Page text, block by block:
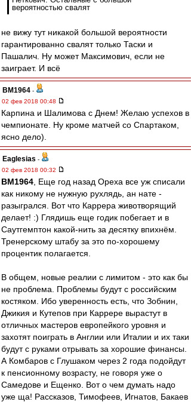
вероятностью свалят
не вижу тут никакой большой вероятности
гарантированно свалят только Таски и
Пашалич. Ну может Максимович, если не
заиграет. И всё
BM1964 -
02 фев 2018 00:48
Карпина и Шалимова с Днем! Желаю успехов в
чемпионате. Ну кроме матчей со Спартаком,
ясно дело).
Eaglesias -
02 фев 2018 00:32
BM1964 , Еще год назад Ореха все уж списали
как никому не нужную рухлядь, ан нате -
разыгрался. Вот что Каррера животворящий
делает! :) Глядишь еще годик побегает и в
Саутгемптон какой-нить за десятку впихнём.
Тренерскому штабу за это по-хорошему
процентик полагается.
В общем, новые реалии с лимитом - это как бы
не проблема. Проблемы будут с российским
костяком. Ибо уверенность есть, что Зобнин,
Джикия и Кутепов при Каррере вырастут в
отличных мастеров европейкого уровня и
захотят поиграть в Англии или Италии и их таки
будут с руками отрывать за хорошие финансы.
А Комбаров с Глушаком через 2 года подойдут
к пенсионному возрасту, не говоря уже о
Самедове и Ещенко. Вот о чем думать надо
уже ща! Рассказов, Тимофеев, Игнатов, Бакаев